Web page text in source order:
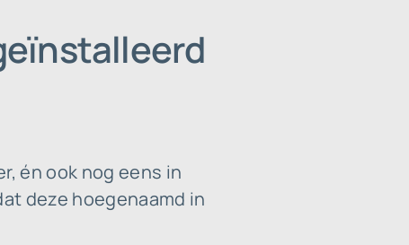
én ook nog eens in
deze hoegenaamd in